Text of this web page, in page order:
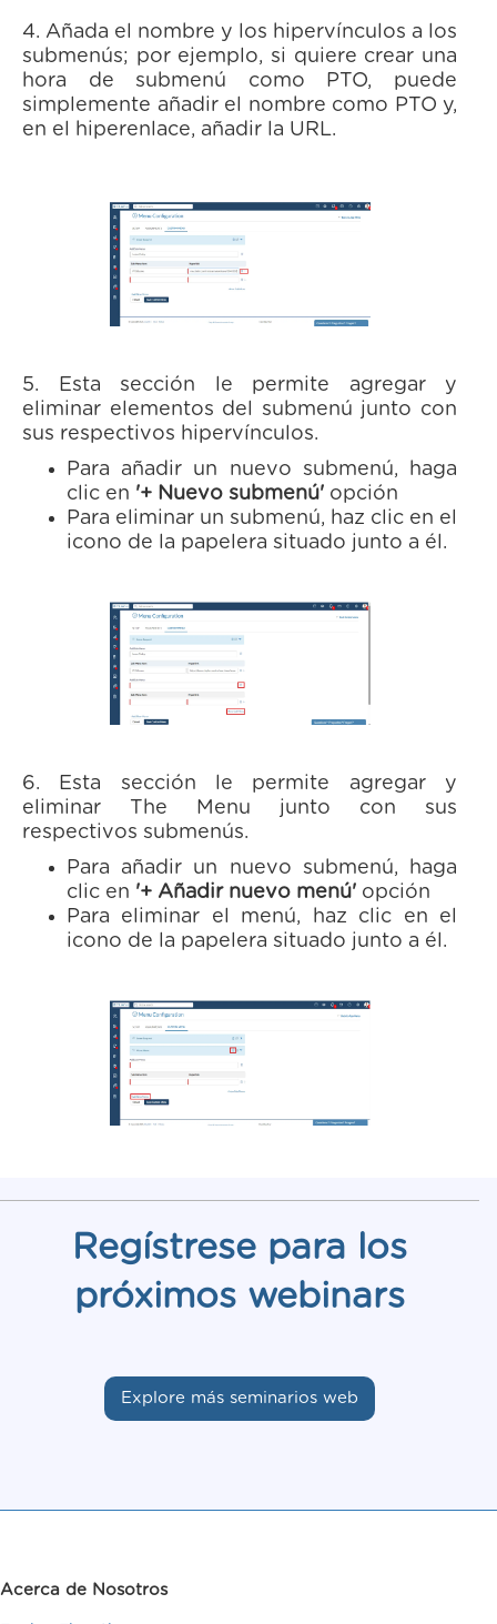
4. Añada el nombre y los hipervínculos a los
submenús; por ejemplo, si quiere crear una
hora de submenú como PTO, puede
simplemente añadir el nombre como PTO y,
en el hiperenlace, añadir la URL.
5. Esta sección le permite agregar y
eliminar elementos del submenú junto con
sus respectivos hipervínculos.
Para añadir un nuevo submenú, haga
clic en '+ Nuevo submenú' opción
Para eliminar un submenú, haz clic en el
icono de la papelera situado junto a él.
6. Esta sección le permite agregar y
eliminar The Menu junto con sus
respectivos submenús.
Para añadir un nuevo submenú, haga
clic en '+ Añadir nuevo menú' opción
Para eliminar el menú, haz clic en el
icono de la papelera situado junto a él.
Regístrese para los
próximos webinars
Explore más seminarios web
Acerca de Nosotros